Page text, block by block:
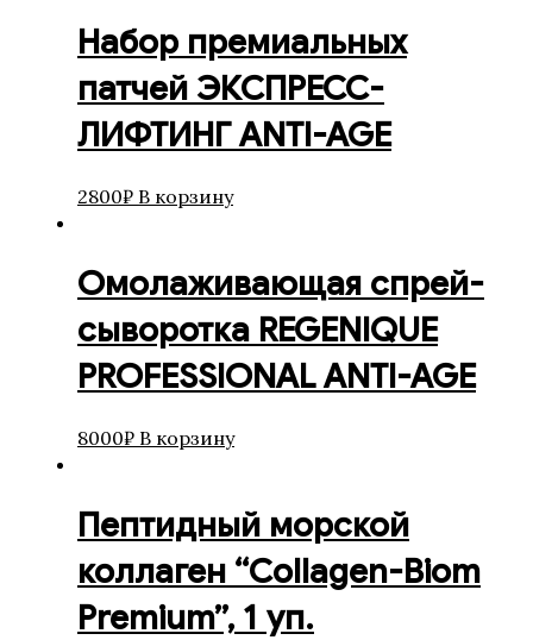
Набор премиальных
патчей ЭКСПРЕСС-
ЛИФТИНГ ANTI-AGE
2800₽ В корзину
Омолаживающая спрей-
сыворотка REGENIQUE
PROFESSIONAL ANTI-AGE
8000₽ В корзину
Пептидный морской
коллаген “Collagen-Biom
Premium”, 1 уп.